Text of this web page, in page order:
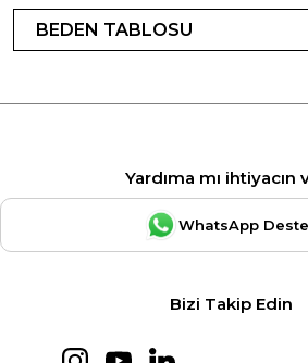
BEDEN TABLOSU
Yardıma mı ihtiyacın
WhatsApp
Bizi Takip Edin